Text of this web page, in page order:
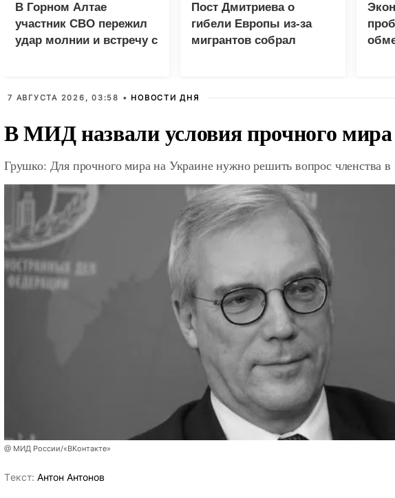
В Горном Алтае
участник СВО пережил
удар молнии и встречу с
Пост Дмитриева о
гибели Европы из-за
мигрантов собрал
7 АВГУСТА 2026, 03:58 • НОВОСТИ ДНЯ
В МИД назвали условия прочного
Грушко: Для прочного мира на Украине нужно решить вопрос членства
@ МИД России/«ВКонтакте»
Tекст: Антон Антонов